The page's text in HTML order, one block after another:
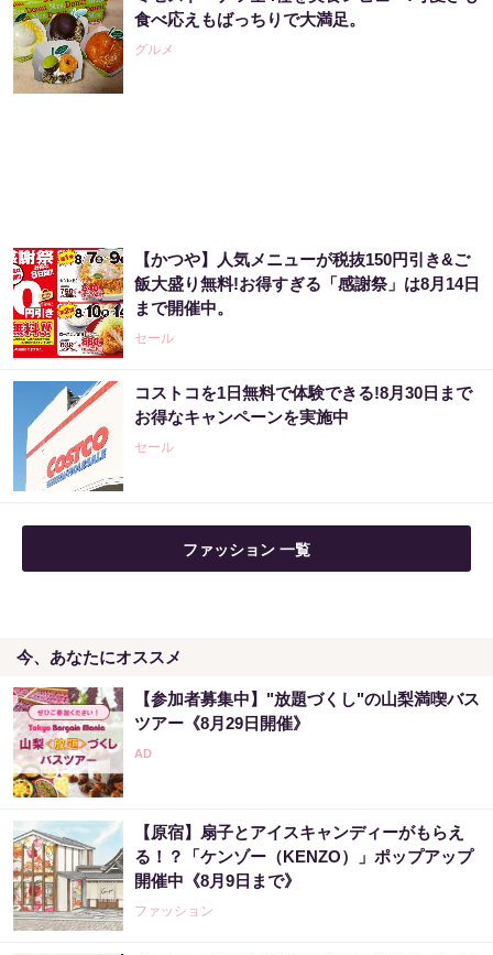
『完全一致』する方法
PR（株式会社MURA）
「SNSでも話題」60代から宝くじ運が変わる
人の特徴
PR（合同会社デジタルファーム ）
「気になっていた認知機能が菌で…」森永が
開発。感動の70代続出
PR（森永乳業）
食べ応えもばっちりで大満足。
グルメ
【かつや】人気メニューが税抜150円引き&ご
飯大盛り無料!お得すぎる「感謝祭」は8月14日
まで開催中。
セール
コストコを1日無料で体験できる!8月30日まで
お得なキャンペーンを実施中
セール
ファッション 一覧
今、あなたにオススメ
【参加者募集中】"放題づくし"の山梨満喫バス
ツアー《8月29日開催》
【原宿】扇子とアイスキャンディーがもらえ
る！？「ケンゾー（KENZO）」ポップアップ
開催中《8月9日まで》
ファッション